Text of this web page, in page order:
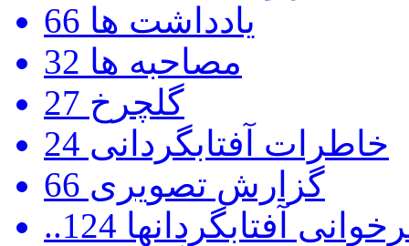
یادداشت ها 66
مصاحبه ها 32
گلچرخ 27
خاطرات آفتابگردانی 24
گزارش تصویری 66
آفتابگردانها 124